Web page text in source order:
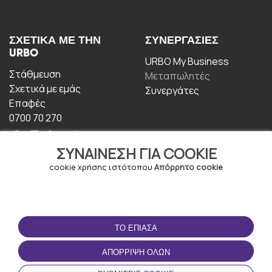
ΣΥΝΑΊΝΕΣΗ ΓΙΑ COOKIE
cookie χρήσης ιστότοπου Απόρρητο cookie
ΤΟ ΈΠΙΑΣΑ
ΑΠΌΡΡΙΨΗ ΌΛΩΝ
ΣΧΕΤΙΚΆ ΜΕ ΤΗΝ
URBO
Στάθμευση
Σχετικά με εμάς
Επαφές
0700 70 270
ΣΥΝΕΡΓΑΣΊΕΣ
URBO My Business
Μεταπωλητές
Συνεργάτες
ΟΡΟΙ ΧΡΉΣΗΣ
Οροι και Προϋποθέσεις
Πολιτική απορρήτου
ΚΑΤΕΒΆΣΤΕ ΤΗΝ
ΕΦΑΡΜΟΓΉ